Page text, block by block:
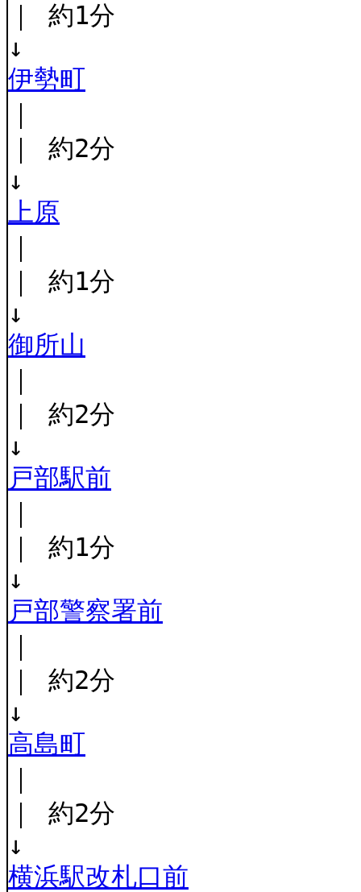
｜ 約1分
↓
伊勢町
｜ 約2分
↓
上原
｜ 約1分
↓
御所山
｜ 約2分
↓
戸部駅前
｜ 約1分
↓
戸部警察署前
｜ 約2分
↓
高島町
｜ 約2分
↓
横浜駅改札口前